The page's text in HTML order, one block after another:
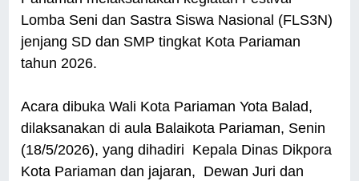
Lomba Seni dan Sastra Siswa Nasional (FLS3N)
jenjang SD dan SMP tingkat Kota Pariaman
tahun 2026.
Acara dibuka Wali Kota Pariaman Yota Balad,
dilaksanakan di aula Balaikota Pariaman, Senin
(18/5/2026), yang dihadiri Kepala Dinas Dikpora
Kota Pariaman dan jajaran, Dewan Juri dan